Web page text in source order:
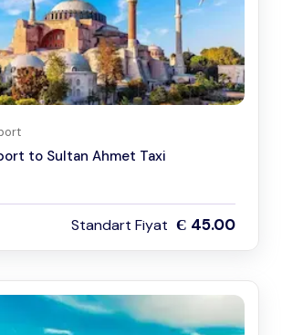
to Sultan Ahmet Taxi
Standart Fiyat Є 45.00